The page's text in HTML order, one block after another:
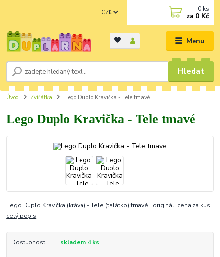
Menu
CZK
Hledat
0 ks
za 0 Kč
Úvod Zvířátka Lego Duplo Kravička - Tele tmavé
Lego Duplo Kravička - Tele tmavé
Lego Duplo Kravička (kráva) - Tele (telátko) tmavé originál, cena za kus
celý popis
Dostupnost skladem 4 ks